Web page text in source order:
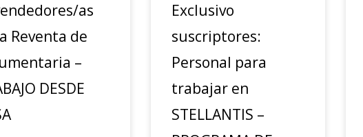
as
Reventa de
–
DESDE
Exclusivo
suscriptores:
Personal para
trabajar en
STELLANTIS –